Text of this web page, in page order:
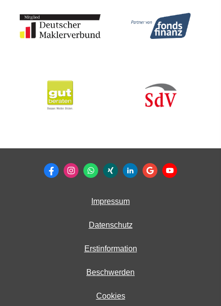
Impressum
Datenschutz
Erstinformation
Beschwerden
Cookies